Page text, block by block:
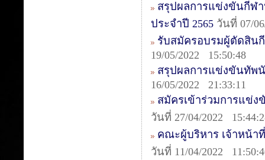
สรุปผลการแข่งขันกีฬ
ประจำปี 2565 วันที่ 07/
รับสมัครอบรมผู้ตัดสินกี
19/05/2022 15:50:48
สรุปผลการแข่งขันทัพ
16/05/2022 21:33:11
สมัครเข้าร่วมการแข่ง
วันที่ 27/04/2022
คณะผู้บริหาร เจ้าหน้า
วันที่ 11/04/2022